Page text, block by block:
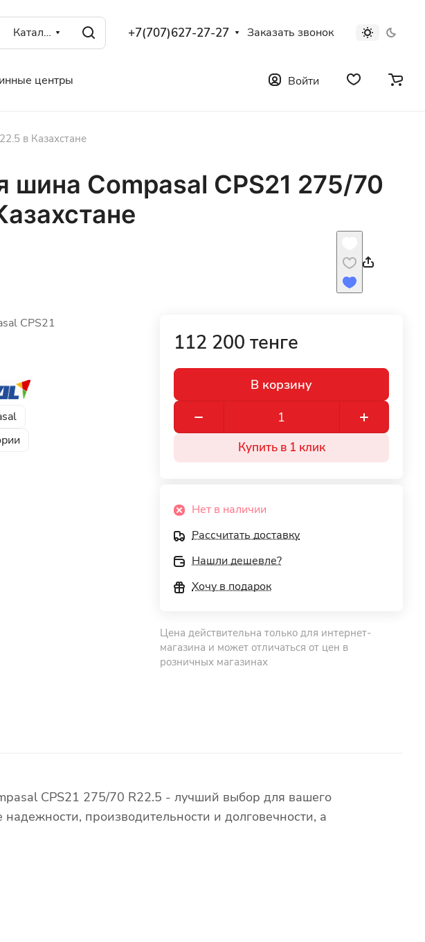
Каталог +7(707)627-27-27 Заказать звонок
центры Войти
в Казахстане
шина Compasal CPS21 275/70
CPS21
112 200 тенге
В корзину
Купить в 1 клик
Нет в наличии
Рассчитать доставку
Нашли дешевле?
Хочу в подарок
Цена действительна только для интернет-
магазина и может отличаться от цен в
розничных магазинах
CPS21 275/70 R22.5 - лучший выбор для вашего
производительности и долговечности, а